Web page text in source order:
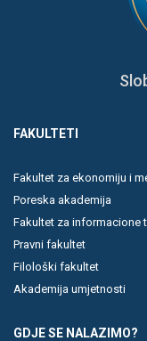
FAKULTETI
Fakultet za ekonomiju i
Poreska akademija
Fakultet za informacione
Pravni fakultet
Filološki fakultet
Akademija umjetnosti
GDJE SE NALAZIMO?